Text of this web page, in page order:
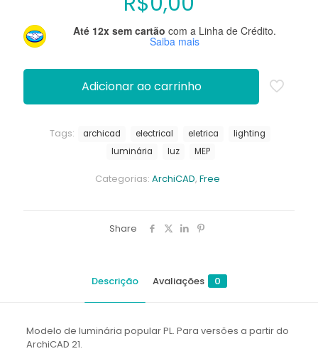
Até 12x sem cartão com a Linha de Crédito.
Saiba mais
Adicionar ao carrinho
Categorias: ArchiCAD, Free
Tags: archicad electrical eletrica
lighting
luminária
luz MEP
Share
Descrição Avaliações 0
Modelo de luminária popular PL. Para versões a partir do
ArchiCAD 21.